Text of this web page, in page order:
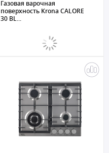
Газовая варочная
поверхность Krona CALORE
30 BL...